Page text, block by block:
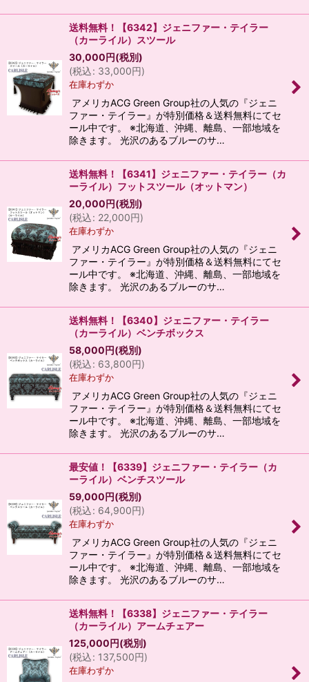
送料無料！【6342】ジェニファー・テイラー
（カーライル）スツール
30,000円(税別)
(税込: 33,000円)
在庫わずか
アメリカACG Green Group社の人気の『ジェニ
ファー・テイラー』が特別価格＆送料無料にてセ
ール中です。 ※北海道、沖縄、離島、一部地域を
除きます。 光沢のあるブルーのサ…
送料無料！【6341】ジェニファー・テイラー（カ
ーライル）フットスツール（オットマン）
20,000円(税別)
(税込: 22,000円)
在庫わずか
アメリカACG Green Group社の人気の『ジェニ
ファー・テイラー』が特別価格＆送料無料にてセ
ール中です。 ※北海道、沖縄、離島、一部地域を
除きます。 光沢のあるブルーのサ…
送料無料！【6340】ジェニファー・テイラー
（カーライル）ベンチボックス
58,000円(税別)
(税込: 63,800円)
在庫わずか
アメリカACG Green Group社の人気の『ジェニ
ファー・テイラー』が特別価格＆送料無料にてセ
ール中です。 ※北海道、沖縄、離島、一部地域を
除きます。 光沢のあるブルーのサ…
最安値！【6339】ジェニファー・テイラー（カ
ーライル）ベンチスツール
59,000円(税別)
(税込: 64,900円)
在庫わずか
アメリカACG Green Group社の人気の『ジェニ
ファー・テイラー』が特別価格＆送料無料にてセ
ール中です。 ※北海道、沖縄、離島、一部地域を
除きます。 光沢のあるブルーのサ…
送料無料！【6338】ジェニファー・テイラー
（カーライル）アームチェアー
125,000円(税別)
(税込: 137,500円)
在庫わずか